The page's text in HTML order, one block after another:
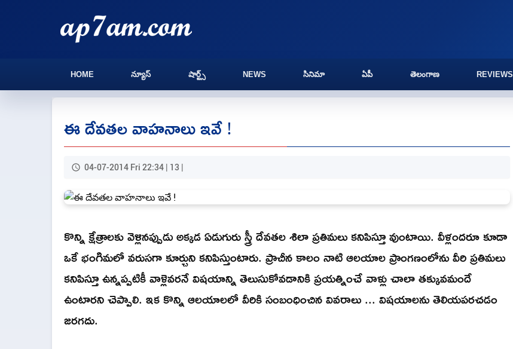
HOME న్యూస్ షార్ట్స్ NEWS సినిమా ఏపీ తెలంగాణ REVIEWS
ఈ దేవతల వాహనాలు ఇవే !
04-07-2014 Fri 22:34 | 13 |
కొన్ని క్షేత్రాలకు వెళ్లినప్పుడు అక్కడ ఏడుగురు స్త్రీ దేవతల శిలా ప్రతిమలు కనిపిస్తూ వుంటాయి. వీళ్లందరూ కూడా
ఒకే భంగిమలో వరుసగా కూర్చుని కనిపిస్తుంటారు. ప్రాచీన కాలం నాటి ఆలయాల ప్రాంగణంలోను వీరి ప్రతిమలు
కనిపిస్తూ ఉన్నప్పటికీ వాళ్లెవరనే విషయాన్ని తెలుసుకోవడానికి ప్రయత్నించే వాళ్లు చాలా తక్కువమందే
ఉంటారని చెప్పాలి. ఇక కొన్ని ఆలయాలలో వీరికి సంబంధించిన వివరాలు ... విషయాలను తెలియపరచడం
జరగదు.